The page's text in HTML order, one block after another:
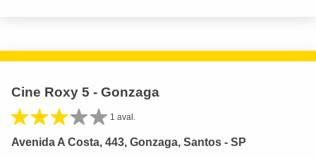
Cine Roxy 5 - Gonzaga
1 aval.
Avenida A Costa, 443, Gonzaga, Santos - SP